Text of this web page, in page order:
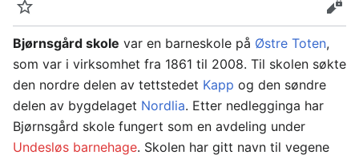
Overvåk
Rediger
Bjørnsgård skole var en barneskole på Østre Toten,
som var i virksomhet fra 1861 til 2008. Til skolen søkte
den nordre delen av tettstedet Kapp og den søndre
delen av bygdelaget Nordlia. Etter nedlegginga har
Bjørnsgård skole fungert som en avdeling under
Undesløs barnehage. Skolen har gitt navn til vegene